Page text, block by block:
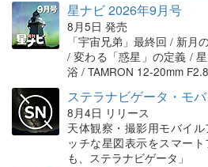
星ナビ 2026年9月号
8月5日 発売
「宇宙兄弟」最終回 / 新月
/ 変わる「惑星」の定義 /
浴 / TAMRON 12-20mm
ステラナビゲータ・モ
8月4日 リリース
天体観察・撮影用モバイ
ッチな星図表示をスマー
も、ステラナビゲータ」